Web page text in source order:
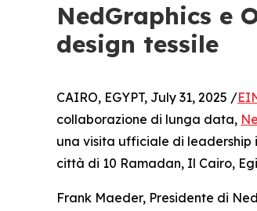
NedGraphics e
design tessile
CAIRO, EGYPT, July 31, 2025 /
collaborazione di lunga data,
una visita ufficiale di leadership
città di 10 Ramadan, Il Cairo,
Frank Maeder, Presidente di